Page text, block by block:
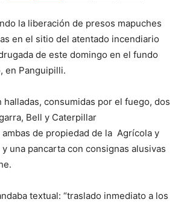
la liberación de presos mapuches
en el sitio del atentado incendiario
de este domingo en el fundo
en Panguipilli.
halladas, consumidas por el fuego, dos
Bell y Caterpillar
de propiedad de la Agrícola y
una pancarta con consignas alusivas
textual: “traslado inmediato a los